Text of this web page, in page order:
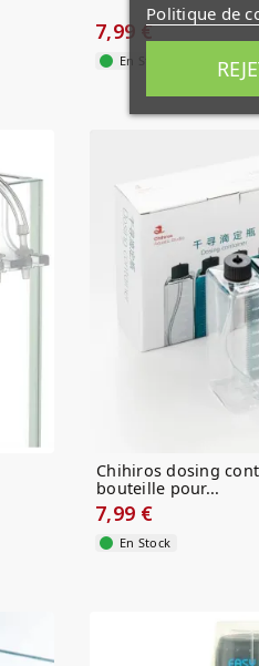
7,99 €
En Stock
Chihiros dosing
bouteille pour...
7,99 €
En Stock
Politique de